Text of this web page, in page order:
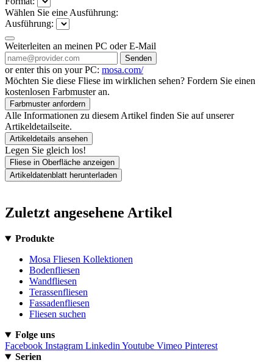
Wählen Sie eine Ausführung:
Ausführung:
Weiterleiten an meinen PC oder E-Mail
Senden
or enter this on your PC: mosa.com/
Möchten Sie diese Fliese im wirklichen sehen? Fordern Sie einen
kostenlosen Farbmuster an.
Farbmuster anfordern
Alle Informationen zu diesem Artikel finden Sie auf unserer
Artikeldetailseite.
Artikeldetails ansehen
Legen Sie gleich los!
Fliese in Oberfläche anzeigen
Artikeldatenblatt herunterladen
Zuletzt angesehene Artikel
Produkte
Mosa Fliesen Kollektionen
Bodenfliesen
Wandfliesen
Terassenfliesen
Fassadenfliesen
Fliesen suchen
Folge uns
Facebook Instagram Linkedin Youtube Vimeo Pinterest
Serien